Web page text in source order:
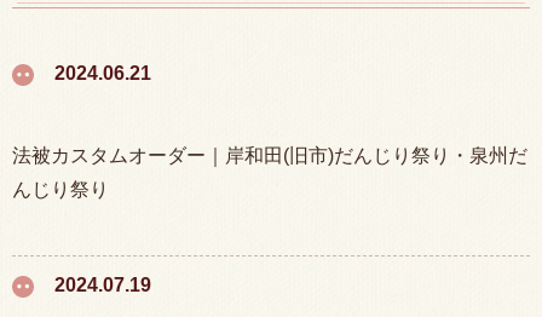
2024.06.21
法被カスタムオーダー｜岸和田(旧市)だんじり祭り・泉州だ
んじり祭り
2024.07.19